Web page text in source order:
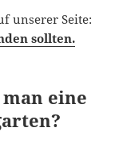
unserer Seite:
sollten.
eine